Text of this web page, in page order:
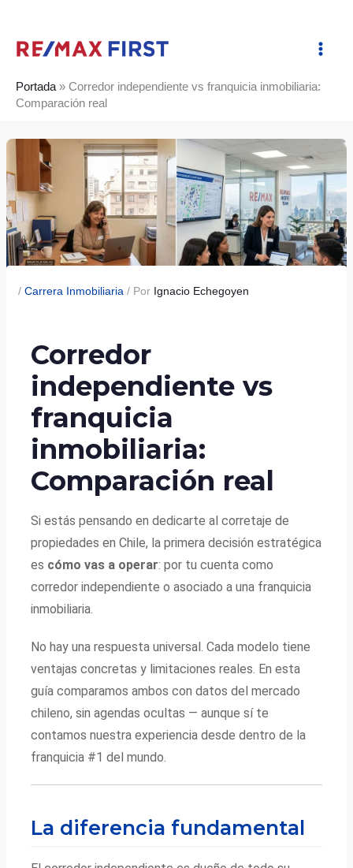
contenido
Portada » Corredor independiente vs franquicia inmobiliaria:
Comparación real
/Carrera Inmobiliaria / Por Ignacio Echegoyen
Corredor
independiente vs
franquicia
inmobiliaria:
Comparación real
Si estás pensando en dedicarte al corretaje de
propiedades en Chile, la primera decisión estratégica
es cómo vas a operar: por tu cuenta como
corredor independiente o asociado a una franquicia
inmobiliaria.
No hay una respuesta universal. Cada modelo tiene
ventajas concretas y limitaciones reales. En esta
guía comparamos ambos con datos del mercado
chileno, sin agendas ocultas — aunque sí te
contamos nuestra experiencia desde dentro de la
franquicia #1 del mundo.
La diferencia fundamental